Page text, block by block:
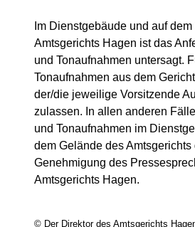
Im Dienstgebäude und auf
Amtsgerichts Hagen ist das
und Tonaufnahmen untersagt.
Tonaufnahmen aus dem
der/die jeweilige Vorsitzende
zulassen. In allen anderen
und Tonaufnahmen im
dem Gelände des Amtsgerichts
Genehmigung des
Amtsgerichts Hagen.
© Der Direktor des Amtsgerichts